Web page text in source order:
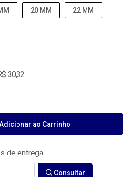
20 MM 22 MM
30,32
ao Carrinho
de entrega
Consultar